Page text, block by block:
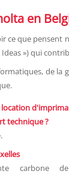
en
ce que
Ideas ») qui
de
technique ?
carbone